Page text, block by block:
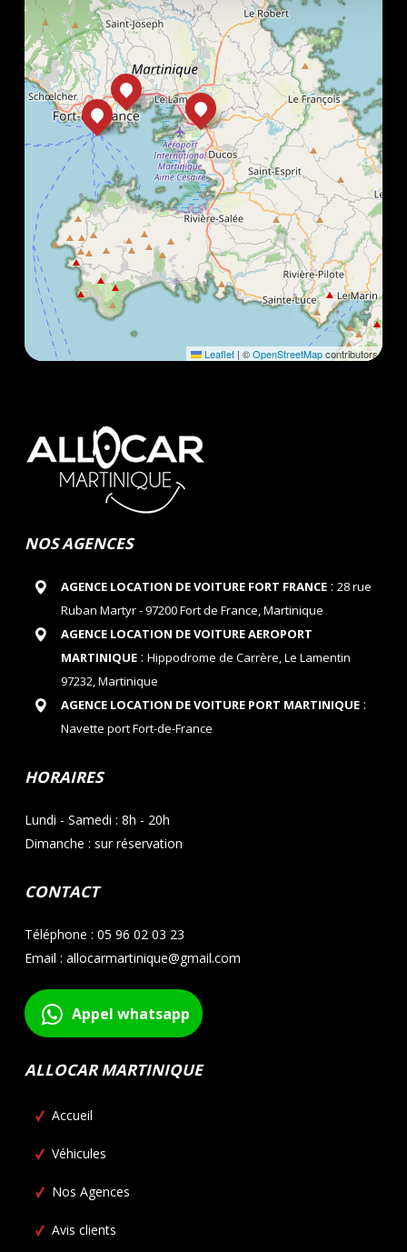
Leaflet | ©OpenStreetMapcontributors
NOS AGENCES
AGENCE LOCATION DE VOITURE FORT FRANCE: 28 rue
Ruban Martyr - 97200 Fort de France, Martinique
AGENCE LOCATION DE VOITURE AEROPORT
MARTINIQUE: Hippodrome de Carrère, Le Lamentin
97232, Martinique
AGENCE LOCATION DE VOITURE PORT MARTINIQUE:
Navette port Fort-de-France
HORAIRES
Lundi - Samedi : 8h - 20h
Dimanche : sur réservation
CONTACT
Téléphone : 05 96 02 03 23
Email : allocarmartinique@gmail.com
Appel whatsapp
ALLOCAR MARTINIQUE
Accueil
Véhicules
Nos Agences
Avis clients